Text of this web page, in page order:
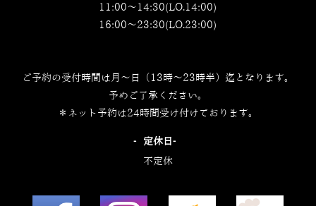
11:00～14:30(LO.14:00)
16:00～23:30(LO.23:00)
ご予約の受付時間は月～日（13時～23時半）迄となります。
予めご了承ください。
＊ネット予約は24時間受け付けております。
‐定休日‐
不定休